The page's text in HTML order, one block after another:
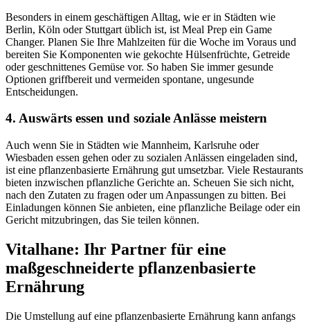
Besonders in einem geschäftigen Alltag, wie er in Städten wie
Berlin, Köln oder Stuttgart üblich ist, ist Meal Prep ein Game
Changer. Planen Sie Ihre Mahlzeiten für die Woche im Voraus und
bereiten Sie Komponenten wie gekochte Hülsenfrüchte, Getreide
oder geschnittenes Gemüse vor. So haben Sie immer gesunde
Optionen griffbereit und vermeiden spontane, ungesunde
Entscheidungen.
4. Auswärts essen und soziale Anlässe meistern
Auch wenn Sie in Städten wie Mannheim, Karlsruhe oder
Wiesbaden essen gehen oder zu sozialen Anlässen eingeladen sind,
ist eine pflanzenbasierte Ernährung gut umsetzbar. Viele Restaurants
bieten inzwischen pflanzliche Gerichte an. Scheuen Sie sich nicht,
nach den Zutaten zu fragen oder um Anpassungen zu bitten. Bei
Einladungen können Sie anbieten, eine pflanzliche Beilage oder ein
Gericht mitzubringen, das Sie teilen können.
Vitalhane: Ihr Partner für eine
maßgeschneiderte pflanzenbasierte
Ernährung
Die Umstellung auf eine pflanzenbasierte Ernährung kann anfangs